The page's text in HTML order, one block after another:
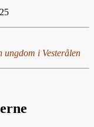
ungdom i Vesterålen